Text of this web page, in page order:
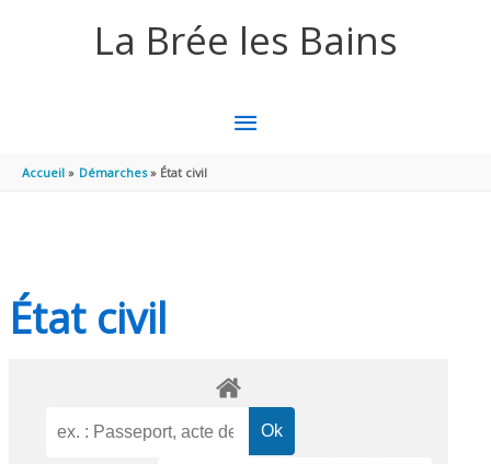
La Brée les Bains
MENU
Accueil Démarches État civil
État civil